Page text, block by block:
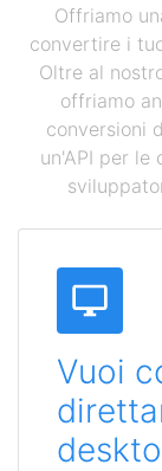
Offriamo
convertire i
Oltre al
offriamo
conversioni
un'API per le
Vuoi